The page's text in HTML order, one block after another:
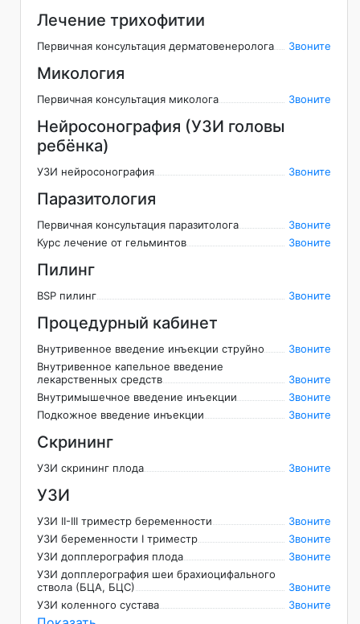
Лечение трихофитии
Первичная консультация дерматовенеролога Звоните
Микология
Первичная консультация миколога Звоните
Нейросонография (УЗИ головы
ребёнка)
УЗИ нейросонография Звоните
Паразитология
Первичная консультация паразитолога
Звоните
Курс лечение от гельминтов
Звоните
Пилинг
BSP пилинг Звоните
Процедурный кабинет
Внутривенное введение инъекции струйно
Звоните
Внутривенное капельное введение
лекарственных средств
Звоните
Внутримышечное введение инъекции
Звоните
Подкожное введение инъекции
Звоните
Скрининг
УЗИ скрининг плода Звоните
УЗИ
УЗИ II-III триместр беременности
Звоните
УЗИ беременности I триместр
Звоните
УЗИ допплерография плода
Звоните
УЗИ допплерография шеи брахиоцифального
ствола (БЦА, БЦС)
Звоните
УЗИ коленного сустава
Звоните